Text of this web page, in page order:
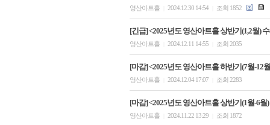
영산아트홀 2024.12.30 14:54 조회 1852
[긴급] <2025년도 영산아트홀 상반기(1,2월)
영산아트홀 2024.12.11 14:55 조회 2035
[마감] <2025년도 영산아트홀 하반기(7월-12
영산아트홀 2024.12.04 17:07 조회 2283
[마감] <2025년도 영산아트홀 상반기(1월-6월
영산아트홀 2024.11.22 13:29 조회 1872